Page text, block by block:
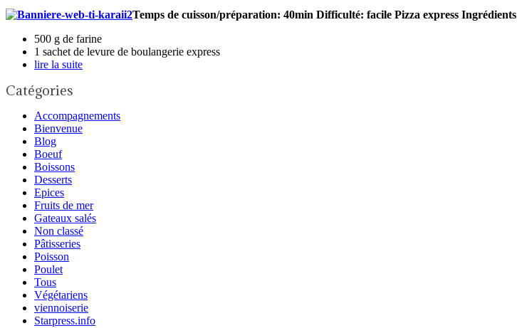
Temps de cuisson/préparation: 40min Difficulté: facile Pizza express Ingrédients
500 g de farine
1 sachet de levure de boulangerie express
lire la suite
Catégories
Accompagnements
Bienvenue
Blog
Boeuf
Boissons
Desserts
Epices
Fruits de mer
Gateaux salés
Non classé
Pâtisseries
Poisson
Poulet
Tous
Végétariens
viennoiserie
Starpress.info